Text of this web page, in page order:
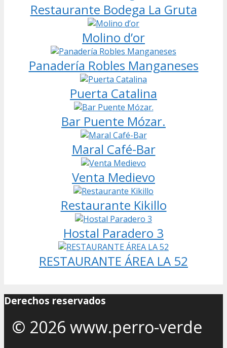
Restaurante Bodega La Gruta
Molino d’or
Panadería Robles Manganeses
Puerta Catalina
Bar Puente Mózar.
Maral Café-Bar
Venta Medievo
Restaurante Kikillo
Hostal Paradero 3
RESTAURANTE ÁREA LA 52
Derechos reservados
© 2026 www.perro-verde